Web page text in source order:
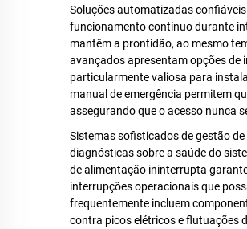
Soluções automatizadas
funcionamento contínuo durante
mantêm a prontidão, ao mesmo
avançados apresentam opções de
particularmente valiosa para
manual de emergência permitem
assegurando que o acesso nunca
Sistemas sofisticados de gestão
diagnósticas sobre a saúde do
de alimentação ininterrupta
interrupções operacionais que
frequentemente incluem
contra picos elétricos e flutuações